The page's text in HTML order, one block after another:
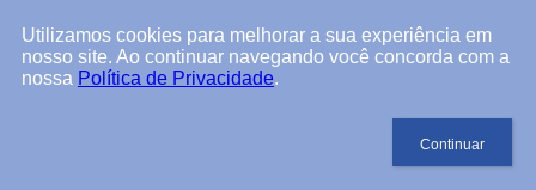
Agora, neste campo, além do CNPJ da instituição
de pagamento, adquirente ou subadquirente, você
deve informar o CNPJ do intermediador de
pagamento da operação, caso ela seja processada
Utilizamos cookies para melhorar a sua experiência em
nosso site. Ao continuar navegando você concorda com a
nossa Política de Privacidade.